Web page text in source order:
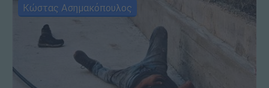
Κώστας Ασημακόπουλος